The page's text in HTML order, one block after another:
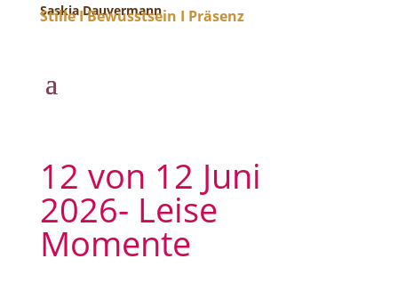
Saskia Dauvermann
Stille I Bewusstsein I Präsenz
12 von 12 Juni
2026- Leise
Momente